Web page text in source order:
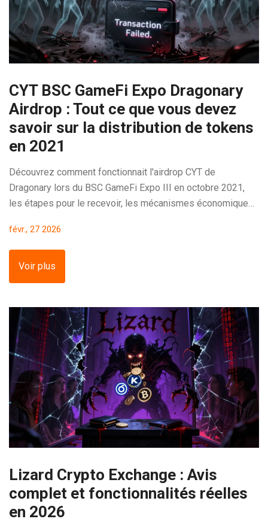
CYT BSC GameFi Expo Dragonary
Airdrop : Tout ce que vous devez
savoir sur la distribution de tokens
en 2021
Découvrez comment fonctionnait l'airdrop CYT de
Dragonary lors du BSC GameFi Expo III en octobre 2021,
les étapes pour le recevoir, les mécanismes économiques
GameFi.
févr., 27 2026
Voir plus
Lizard Crypto Exchange : Avis
complet et fonctionnalités réelles
en 2026